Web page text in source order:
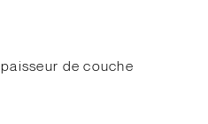
de couche